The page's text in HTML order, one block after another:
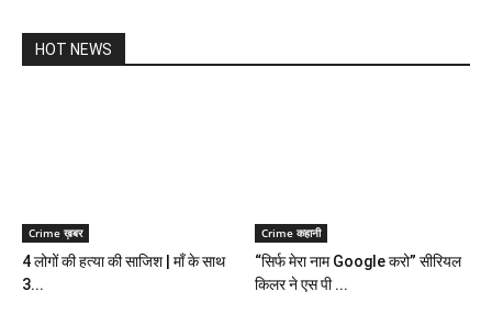
HOT NEWS
Crime ख़बर
4 लोगों की हत्या की साजिश | माँ के साथ
3...
Crime कहानी
“सिर्फ मेरा नाम Google करो” सीरियल
किलर ने एस पी ...